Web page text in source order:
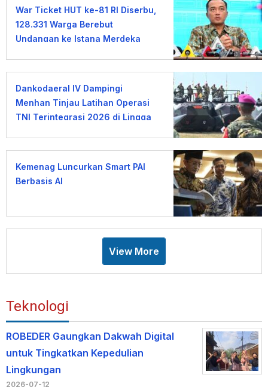
War Ticket HUT ke-81 RI Diserbu,
128.331 Warga Berebut
Undangan ke Istana Merdeka
Dankodaeral IV Dampingi
Menhan Tinjau Latihan Operasi
TNI Terintegrasi 2026 di Lingga
Kemenag Luncurkan Smart PAI
Berbasis AI
View More
Teknologi
ROBEDER Gaungkan Dakwah Digital
untuk Tingkatkan Kepedulian
Lingkungan
2026-07-12